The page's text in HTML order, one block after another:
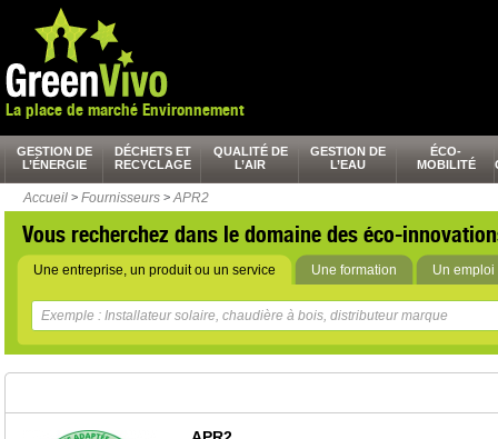
La place de marché Environnement
GESTION DE
L’ÉNERGIE
DÉCHETS ET
RECYCLAGE
QUALITÉ DE
L’AIR
GESTION DE
L’EAU
ÉCO-
MOBILITÉ
Accueil > Fournisseurs > APR2
Vous recherchez dans le domaine des éco-
Une entreprise, un produit ou un service Une formation Un emploi